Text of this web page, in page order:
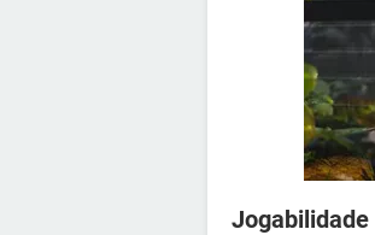
Jogabilidade